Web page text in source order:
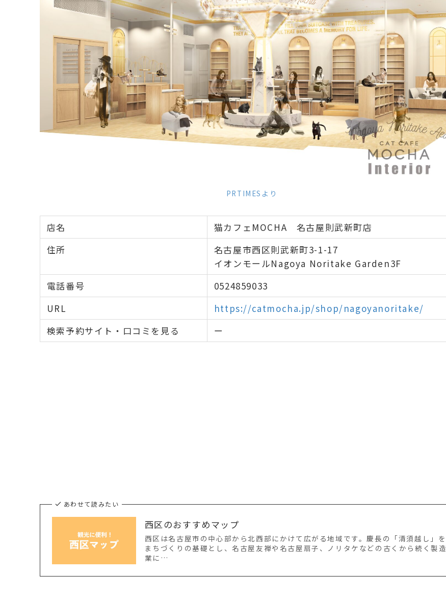
PRTIMESより
店名
猫カフェMOCHA 名古屋則武新町店
住所
名古屋市西区則武新町3-1-17
イオンモールNagoya Noritake Garden3F
電話番号
0524859033
URL
https://catmocha.jp/shop/nagoyanoritake/
検索予約サイト・口コミを見る
ー
あわせて読みたい
西区のおすすめマップ
西区は名古屋市の中心部から北西部にかけて広がる地域です。慶長の「清須越し」を
まちづくりの基礎とし、名古屋友禅や名古屋扇子、ノリタケなどの古くから続く製造
業に…